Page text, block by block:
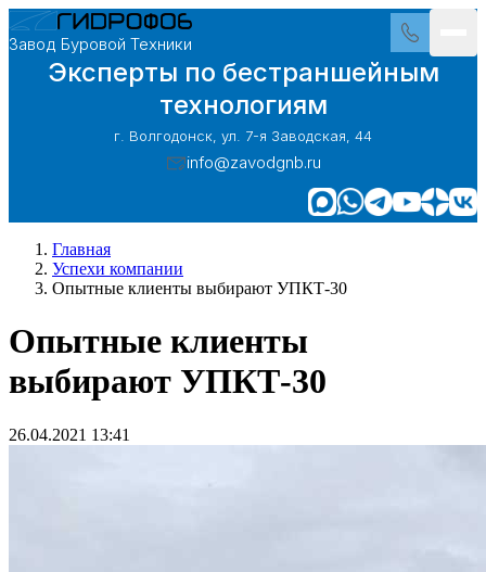
Завод Буровой Техники
Эксперты по бестраншейным
технологиям
г. Волгодонск, ул. 7-я Заводская, 44
info@zavodgnb.ru
Главная
Успехи компании
Опытные клиенты выбирают УПКТ-30
Опытные клиенты
выбирают УПКТ-30
26.04.2021 13:41